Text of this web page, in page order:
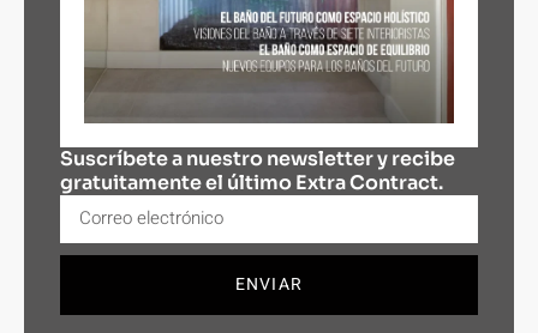
Suscríbete a nuestro newsletter y recibe
gratuitamente el último Extra Contract.
ENVIAR